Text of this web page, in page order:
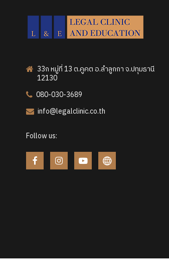
33ก หมู่ที่ 13 ต.คูคต อ.ลำลูกกา จ.ปทุมธานี
12130
080-030-3689
info@legalclinic.co.th
Follow us: